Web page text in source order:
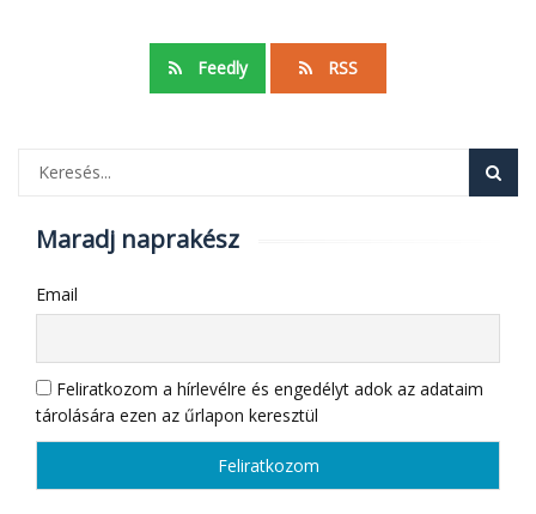
Feedly RSS
Maradj naprakész
Email
Feliratkozom a hírlevélre és engedélyt adok az adataim
tárolására ezen az űrlapon keresztül